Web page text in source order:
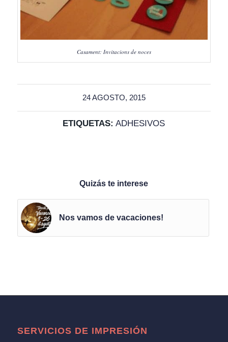
Casament: Invitacions de noces
24 AGOSTO, 2015
ETIQUETAS: ADHESIVOS
Quizás te interese
Nos vamos de vacaciones!
SERVICIOS DE IMPRESIÓN